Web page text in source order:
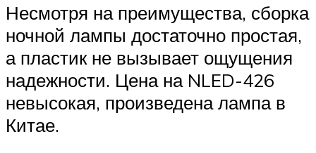
Несмотря на преимущества, сборка
ночной лампы достаточно простая,
а пластик не вызывает ощущения
надежности. Цена на NLED-426
невысокая, произведена лампа в
Китае.